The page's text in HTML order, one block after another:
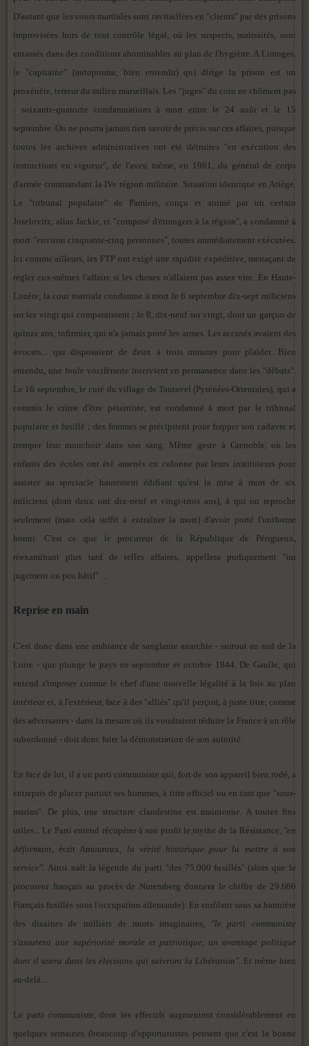
D'autant que les cours martiales sont ravitaillées en "clients" par des prisons
improvisées hors de tout contrôle légal, où les suspects, maltraités, sont
entassés dans des conditions abominables au plan de l'hygiène. A Limoges,
le "capitaine" (autopromu, bien entendu) qui dirige la prison est un
proxénète, terreur du milieu marseillais. Les "juges" du coin ne chôment pas
: soixante-quatorze condamnations à mort entre le 24 août et le 15
septembre. On ne pourra jamais rien savoir de précis sur ces affaires, puisque
toutes les archives administratives ont été détruites "en exécution des
instructions en vigueur", de l'aveu même, en 1961, du général de corps
d'armée commandant la IVe région militaire. Situation identique en Ariège.
Le "tribunal populaire" de Pamiers, conçu et animé par un certain
Joselovitz, alias Jackie, et "composé d'étrangers à la région", a condamné à
mort "environ cinquante-cinq personnes", toutes immédiatement exécutées.
Ici comme ailleurs, les FTP ont exigé une rapidité expéditive, menaçant de
régler eux-mêmes l'affaire si les choses n'allaient pas assez vite. En Haute-
Lozère, la cour martiale condamne à mort le 6 septembre dix-sept miliciens
sur les vingt qui comparaissent ; le 8, dix-neuf sur vingt, dont un garçon de
quinze ans, infirmier, qui n'a jamais porté les armes. Les accusés avaient des
avocats... qui disposaient de deux à trois minutes pour plaider. Bien
entendu, une foule vociférante intervient en permanence dans les "débats".
Le 16 septembre, le curé du village de Tautavel (Pyrénées-Orientales), qui a
commis le crime d'être pétainiste, est condamné à mort par le tribunal
populaire et fusillé ; des femmes se précipitent pour frapper son cadavre et
tremper leur mouchoir dans son sang. Même geste à Grenoble, où les
enfants des écoles ont été amenés en colonne par leurs instituteurs pour
assister au spectacle hautement édifiant qu'est la mise à mort de six
miliciens (dont deux ont dix-neuf et vingt-trois ans), à qui on reproche
seulement (mais cela suffit à entraîner la mort) d'avoir porté l'uniforme
honni. C'est ce que le procureur de la République de Périgueux,
réexaminant plus tard de telles affaires, appellera pudiquement "un
jugement un peu hâtif" ...
Reprise en main
C'est donc dans une ambiance de sanglante anarchie - surtout au sud de la
Loire - que plonge le pays en septembre et octobre 1944. De Gaulle, qui
entend s'imposer comme le chef d'une nouvelle légalité à la fois au plan
intérieur et, à l'extérieur, face à des "alliés" qu'il perçoit, à juste titre, comme
des adversaires - dans la mesure où ils voudraient réduire la France à un rôle
subordonné - doit donc faire la démonstration de son autorité.
En face de lui, il a un parti communiste qui, fort de son appareil bien rodé, a
entrepris de placer partout ses hommes, à titre officiel ou en tant que "sous-
marins". De plus, une structure clandestine est maintenue. A toutes fins
utiles... Le Parti entend récupérer à son profit le mythe de la Résistance, "en
déformant, écrit Amouroux, la vérité historique pour la mettre à son
service". Ainsi naît la légende du parti "des 75.000 fusillés" (alors que le
procureur français au procès de Nuremberg donnera le chiffre de 29.660
Français fusillés sous l'occupation allemande). En enrôlant sous sa bannière
des dizaines de milliers de morts imaginaires,
"le parti communiste
s'assurera une supériorité morale et patriotique, un avantage politique
dont il usera dans les élections qui suivront la Libération". Et même bien
au-delà...
Le parti communiste, dont les effectifs augmentent considérablement en
quelques semaines (beaucoup d'opportunistes pensent que c'est la bonne